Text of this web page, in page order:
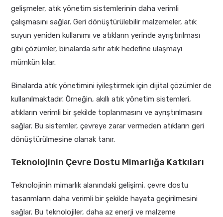
gelişmeler, atık yönetim sistemlerinin daha verimli
çalışmasını sağlar. Geri dönüştürülebilir malzemeler, atık
suyun yeniden kullanımı ve atıkların yerinde ayrıştırılması
gibi çözümler, binalarda sıfır atık hedefine ulaşmayı
mümkün kılar.
Binalarda atık yönetimini iyileştirmek için dijital çözümler de
kullanılmaktadır. Örneğin, akıllı atık yönetim sistemleri,
atıkların verimli bir şekilde toplanmasını ve ayrıştırılmasını
sağlar. Bu sistemler, çevreye zarar vermeden atıkların geri
dönüştürülmesine olanak tanır.
Teknolojinin Çevre Dostu Mimarlığa Katkıları
Teknolojinin mimarlık alanındaki gelişimi, çevre dostu
tasarımların daha verimli bir şekilde hayata geçirilmesini
sağlar. Bu teknolojiler, daha az enerji ve malzeme